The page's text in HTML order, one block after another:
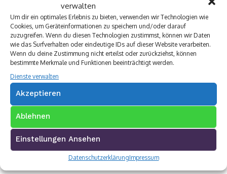
verwalten
Um dir ein optimales Erlebnis zu bieten, verwenden wir Technologien wie
Cookies, um Geräteinformationen zu speichern und/oder darauf
zuzugreifen. Wenn du diesen Technologien zustimmst, können wir Daten
wie das Surfverhalten oder eindeutige IDs auf dieser Website verarbeiten.
Wenn du deine Zustimmung nicht erteilst oder zurückziehst, können
bestimmte Merkmale und Funktionen beeinträchtigt werden.
Dienste verwalten
Akzeptieren
Ablehnen
Einstellungen Ansehen
DatenschutzerklärungImpressum